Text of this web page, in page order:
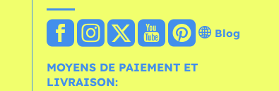
Blog
MOYENS DE PAIEMENT ET
LIVRAISON: